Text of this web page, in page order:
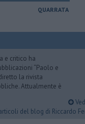
QUARRATA
e critico ha
“Paolo e
la rivista
Attualmente è
del blog di Riccardo